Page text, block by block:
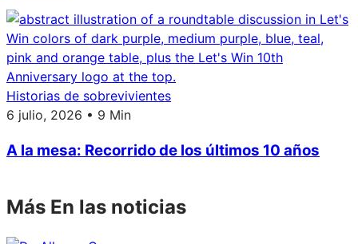
Historias de sobrevivientes
6 julio, 2026 • 9 Min
A la mesa: Recorrido de los últimos 10 años
Más En las noticias